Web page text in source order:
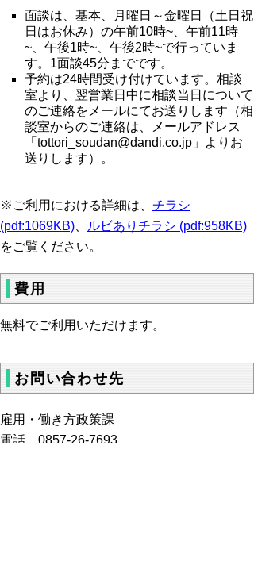
面談は、基本、月曜日～金曜日（土日祝
日はお休み）の午前10時~、午前11時
~、午後1時~、午後2時~で行っていま
す。1面談45分までです。
予約は24時間受け付けています。相談
室より、翌営業日中に相談当日について
のご連絡をメールにてお送りします（相
談室からのご連絡は、メールアドレス
「tottori_soudan@dandi.co.jp」よりお
送りします）。
※ご利用における詳細は、 チラシ
(pdf:1069KB)
ルビありチラシ (pdf:958KB)
をご覧ください。
費用
無料でご利用いただけます。
お問い合わせ先
雇用・働き方政策課
電話 0857-26-7693